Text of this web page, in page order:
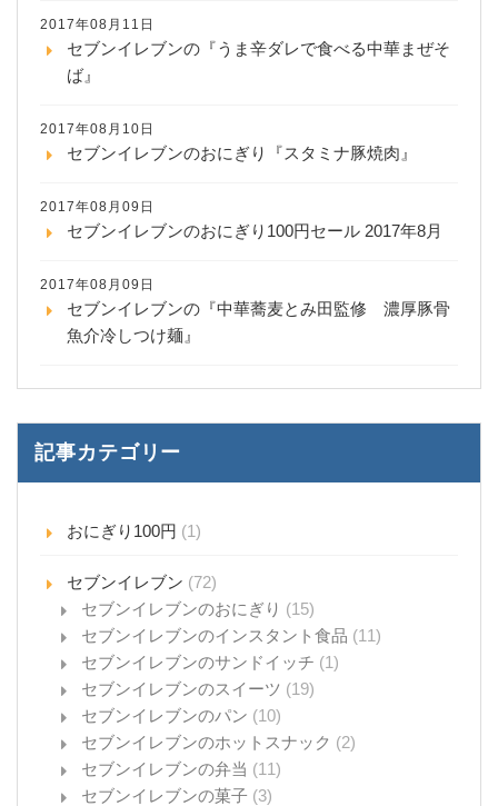
2017年08月11日
セブンイレブンの『うま辛ダレで食べる中華まぜそ
ば』
2017年08月10日
セブンイレブンのおにぎり『スタミナ豚焼肉』
2017年08月09日
セブンイレブンのおにぎり100円セール 2017年8月
2017年08月09日
セブンイレブンの『中華蕎麦とみ田監修 濃厚豚骨
魚介冷しつけ麺』
記事カテゴリー
おにぎり100円 (1)
セブンイレブン (72)
セブンイレブンのおにぎり (15)
セブンイレブンのインスタント食品 (11)
セブンイレブンのサンドイッチ (1)
セブンイレブンのスイーツ (19)
セブンイレブンのパン (10)
セブンイレブンのホットスナック (2)
セブンイレブンの弁当 (11)
セブンイレブンの菓子 (3)